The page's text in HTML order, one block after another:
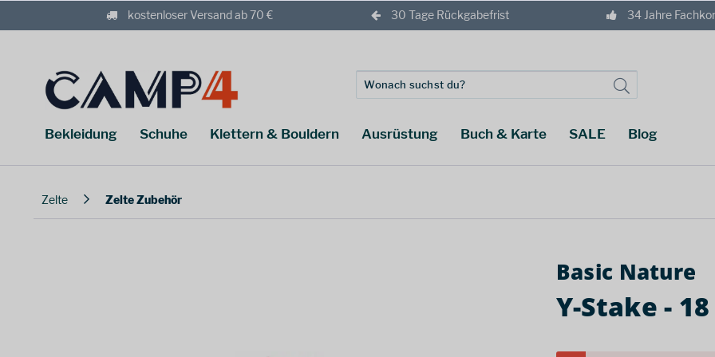
kostenloser Versand ab 70 € 30 Tage Rückgabefrist 34 Jahre
Bekleidung Schuhe Klettern & Bouldern Ausrüstung Buch & Karte SALE Blog
Zelte Zelte Zubehör
Basic Nature
Y-Stake -